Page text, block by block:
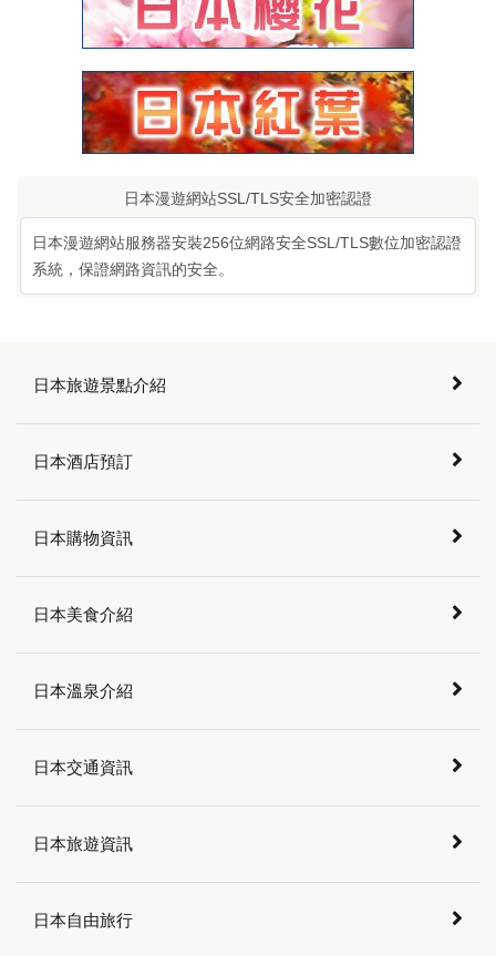
日本漫遊網站SSL/TLS安全加密認證
日本漫遊網站服務器安裝256位網路安全SSL/TLS數位加密認證
系統，保證網路資訊的安全。
日本旅遊景點介紹
日本酒店預訂
日本購物資訊
日本美食介紹
日本溫泉介紹
日本交通資訊
日本旅遊資訊
日本自由旅行